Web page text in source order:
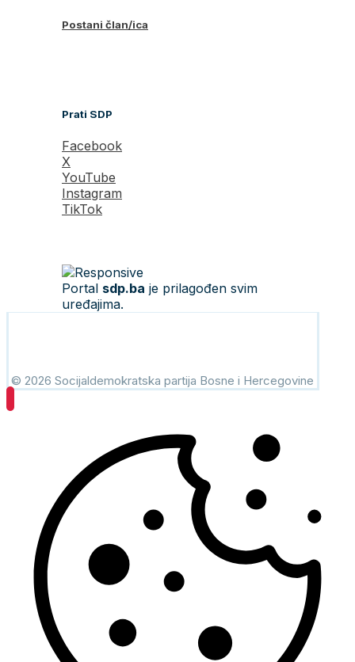
Postani član/ica
Prati SDP
Facebook
X
YouTube
Instagram
TikTok
Portal sdp.ba je prilagođen svim
uređajima.
© 2026 Socijaldemokratska partija Bosne i Hercegovine